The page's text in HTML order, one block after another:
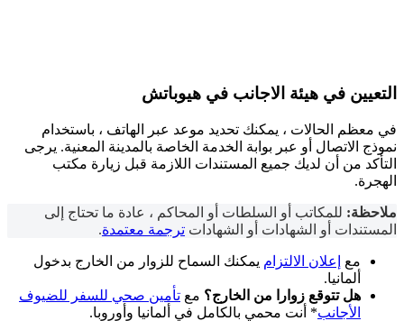
التعيين في هيئة الاجانب في هيوباتش
في معظم الحالات ، يمكنك تحديد موعد عبر الهاتف ، باستخدام
نموذج الاتصال أو عبر بوابة الخدمة الخاصة بالمدينة المعنية. يرجى
التأكد من أن لديك جميع المستندات اللازمة قبل زيارة مكتب
الهجرة.
ملاحظة: للمكاتب أو السلطات أو المحاكم ، عادة ما تحتاج إلى
المستندات أو الشهادات أو الشهادات ترجمة معتمدة.
مع إعلان الالتزام يمكنك السماح للزوار من الخارج بدخول
ألمانيا.
هل تتوقع زوارا من الخارج؟ مع تأمين صحي للسفر للضيوف
الأجانب* أنت محمي بالكامل في ألمانيا وأوروبا.